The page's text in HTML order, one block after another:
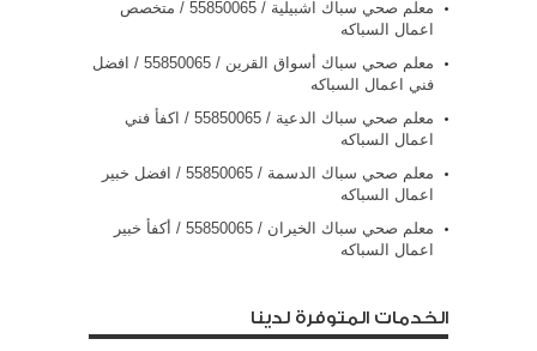
معلم صحي سباك اشبيلية / 55850065 / متخصص
اعمال السباكه
معلم صحي سباك أسواق القرين / 55850065 / افضل
فني اعمال السباكه
معلم صحي سباك الدعية / 55850065 / اكفأ فني
اعمال السباكه
معلم صحي سباك الدسمة / 55850065 / افضل خبير
اعمال السباكه
معلم صحي سباك الخيران / 55850065 / أكفأ خبير
اعمال السباكه
الخدمات المتوفرة لدينا